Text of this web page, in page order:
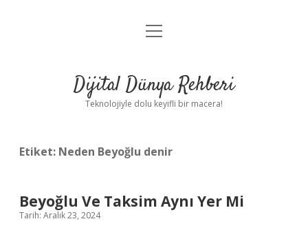
Anasayfa
Yasal Uyarı
menüyü
Dijital Dünya Rehberi
Teknolojiyle dolu keyifli bir macera!
Etiket: Neden Beyoğlu denir
Beyoğlu Ve Taksim Aynı Yer Mi
Tarih: Aralık 23, 2024